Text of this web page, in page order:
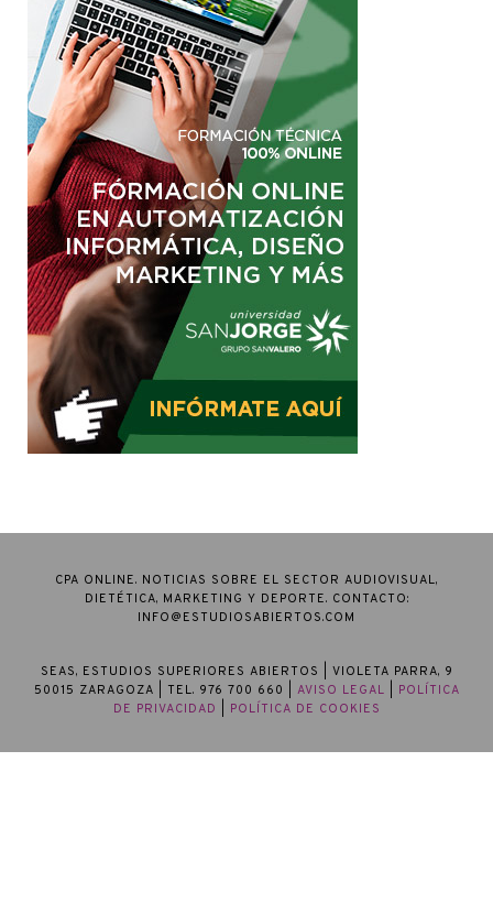
CPA ONLINE. NOTICIAS SOBRE EL SECTOR AUDIOVISUAL,
DIETÉTICA, MARKETING Y DEPORTE. CONTACTO:
INFO@ESTUDIOSABIERTOS.COM
SEAS, ESTUDIOS SUPERIORES ABIERTOS
| VIOLETA PARRA, 9
50015 ZARAGOZA | TEL. 976 700 660 | AVISO LEGAL
POLÍTICA
DE PRIVACIDAD
POLÍTICA DE COOKIES